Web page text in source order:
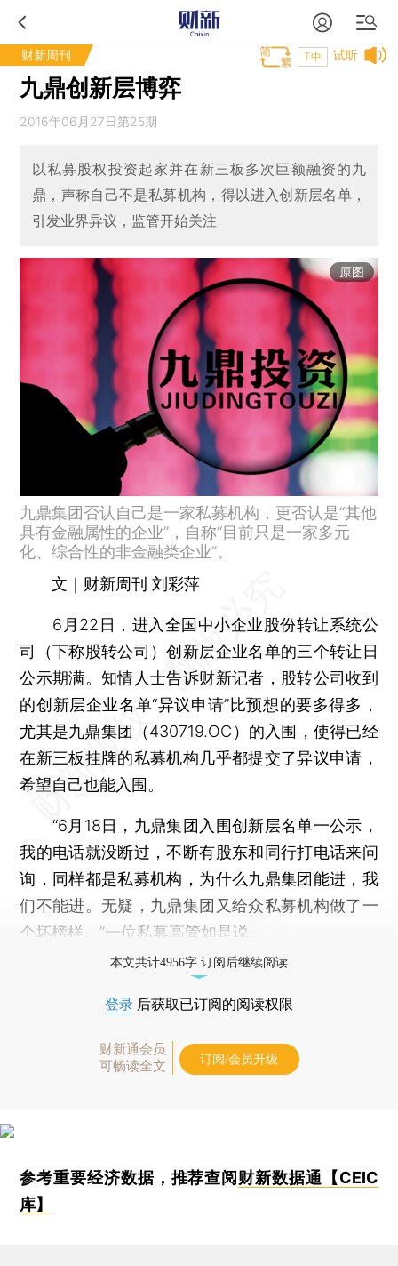
财新周刊 试听
T中
九鼎创新层博弈
2016年06月27日第25期
以私募股权投资起家并在新三板多次巨额融资的九
鼎，声称自己不是私募机构，得以进入创新层名单，
引发业界异议，监管开始关注
原图
九鼎集团否认自己是一家私募机构，更否认是“其他
具有金融属性的企业”，自称“目前只是一家多元
化、综合性的非金融类企业”。
文｜财新周刊 刘彩萍
6月22日，进入全国中小企业股份转让系统公
司（下称股转公司）创新层企业名单的三个转让日
公示期满。知情人士告诉财新记者，股转公司收到
的创新层企业名单“异议申请”比预想的要多得多，
尤其是九鼎集团（430719.OC）的入围，使得已经
在新三板挂牌的私募机构几乎都提交了异议申请，
希望自己也能入围。
“6月18日，九鼎集团入围创新层名单一公示，
我的电话就没断过，不断有股东和同行打电话来问
询，同样都是私募机构，为什么九鼎集团能进，我
们不能进。无疑，九鼎集团又给众私募机构做了一
个坏榜样。”一位私募高管如是说。
本文共计4956字 订阅后继续阅读
登录 后获取已订阅的阅读权限
财新通会员
可畅读全文
订阅/会员升级
参考重要经济数据，推荐查阅 财新数据通【CEIC
库】